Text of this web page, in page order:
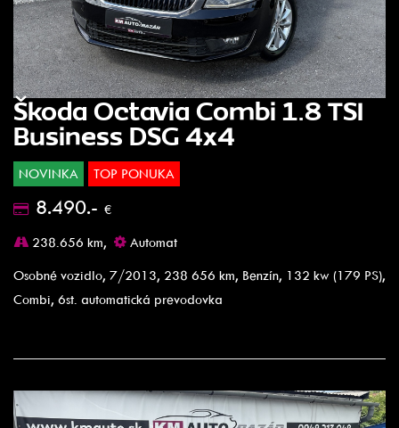
Škoda Octavia Combi 1.8 TSI
Business DSG 4x4
NOVINKA TOP PONUKA
8.490.- €
238.656 km,
Automat
Osobné vozidlo, 7/2013, 238 656 km, Benzín, 132 kw (179 PS),
Combi, 6st. automatická prevodovka